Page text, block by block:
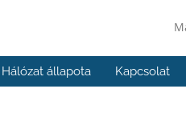
Hálózat állapota Kapcsolat